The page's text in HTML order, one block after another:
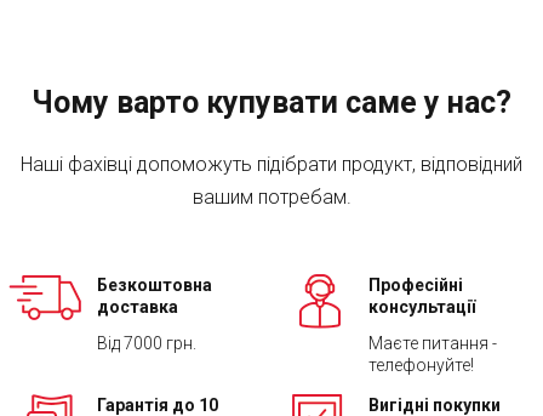
Чому варто купувати саме у нас?
Наші фахівці допоможуть підібрати продукт, відповідний
вашим потребам.
Безкоштовна
доставка
Від 7000 грн.
Професійні
консультації
Маєте питання -
телефонуйте!
Гарантія до 10
Вигідні покупки